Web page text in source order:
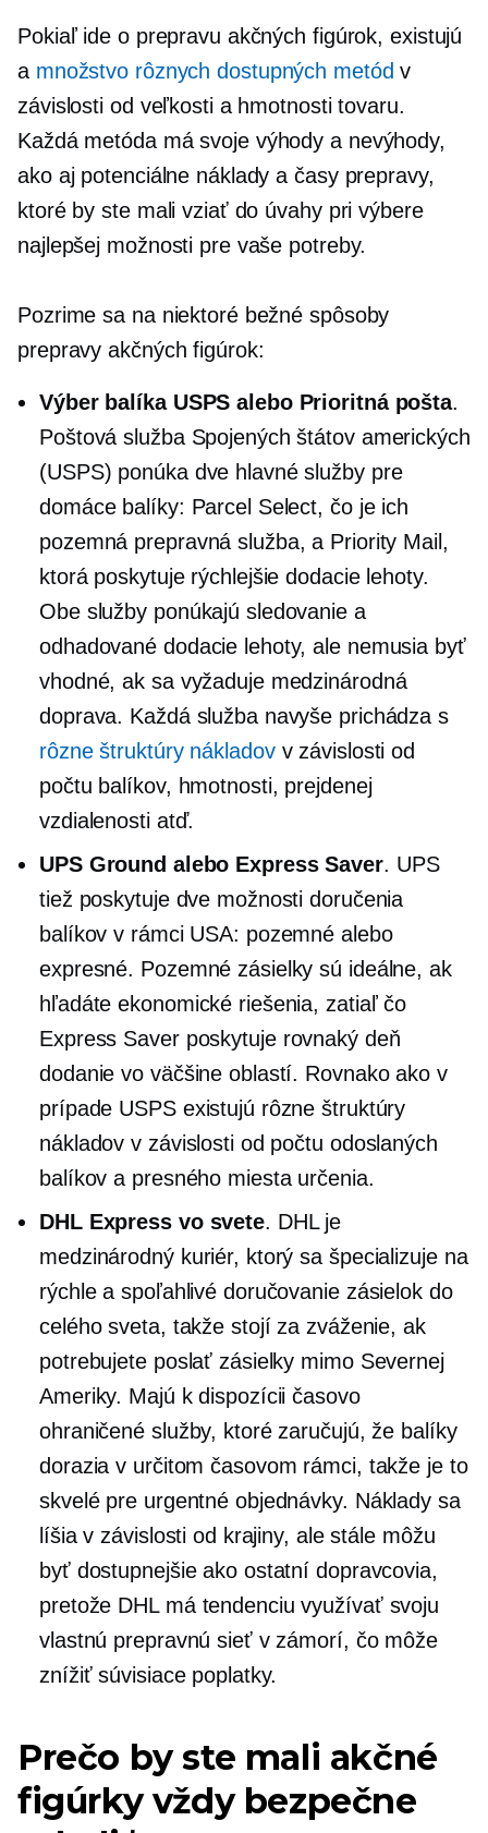
Pokiaľ ide o prepravu akčných figúrok, existujú
a množstvo rôznych dostupných metód v
závislosti od veľkosti a hmotnosti tovaru.
Každá metóda má svoje výhody a nevýhody,
ako aj potenciálne náklady a časy prepravy,
ktoré by ste mali vziať do úvahy pri výbere
najlepšej možnosti pre vaše potreby.
Pozrime sa na niektoré bežné spôsoby
prepravy akčných figúrok:
Výber balíka USPS alebo Prioritná pošta.
Poštová služba Spojených štátov amerických
(USPS) ponúka dve hlavné služby pre
domáce balíky: Parcel Select, čo je ich
pozemná prepravná služba, a Priority Mail,
ktorá poskytuje rýchlejšie dodacie lehoty.
Obe služby ponúkajú sledovanie a
odhadované dodacie lehoty, ale nemusia byť
vhodné, ak sa vyžaduje medzinárodná
doprava. Každá služba navyše prichádza s
rôzne štruktúry nákladovv závislosti od
počtu balíkov, hmotnosti, prejdenej
vzdialenosti atď.
UPS Ground alebo Express Saver. UPS
tiež poskytuje dve možnosti doručenia
balíkov v rámci USA: pozemné alebo
expresné. Pozemné zásielky sú ideálne, ak
hľadáte ekonomické riešenia, zatiaľ čo
Express Saver poskytuje rovnaký deň
dodanie vo väčšine oblastí. Rovnako ako v
prípade USPS existujú rôzne štruktúry
nákladov v závislosti od počtu odoslaných
balíkov a presného miesta určenia.
DHL Express vo svete. DHL je
medzinárodný kuriér, ktorý sa špecializuje na
rýchle a spoľahlivé doručovanie zásielok do
celého sveta, takže stojí za zváženie, ak
potrebujete poslať zásielky mimo Severnej
Ameriky. Majú k dispozícii časovo
ohraničené služby, ktoré zaručujú, že balíky
dorazia v určitom časovom rámci, takže je to
skvelé pre urgentné objednávky. Náklady sa
líšia v závislosti od krajiny, ale stále môžu
byť dostupnejšie ako ostatní dopravcovia,
pretože DHL má tendenciu využívať svoju
vlastnú prepravnú sieť v zámorí, čo môže
znížiť súvisiace poplatky.
Prečo by ste mali akčné
figúrky vždy bezpečne